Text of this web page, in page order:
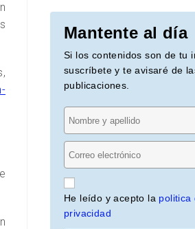
Mantente al día
Si los contenidos son de tu
suscríbete y te avisaré de
publicaciones.
He leído y acepto la politica
privacidad